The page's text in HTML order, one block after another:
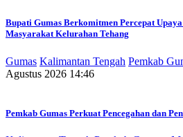
Bupati Gumas Berkomitmen Percepat
Masyarakat Kelurahan Tehang
Gumas Kalimantan Tengah Pemkab
Agustus 2026 14:46
Pemkab Gumas Perkuat Pencegahan dan